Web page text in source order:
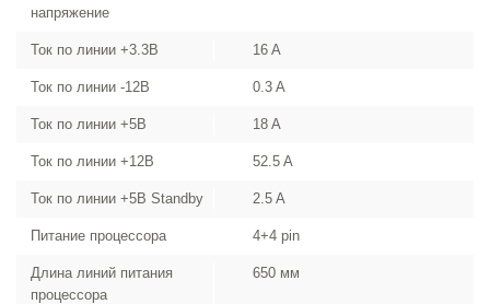
напряжение
Ток по линии +3.3В 16 A
Ток по линии -12В 0.3 A
Ток по линии +5В 18 A
Ток по линии +12В 52.5 A
Ток по линии +5В Standby 2.5 A
Питание процессора 4+4 pin
Длина линий питания
процессора
650 мм